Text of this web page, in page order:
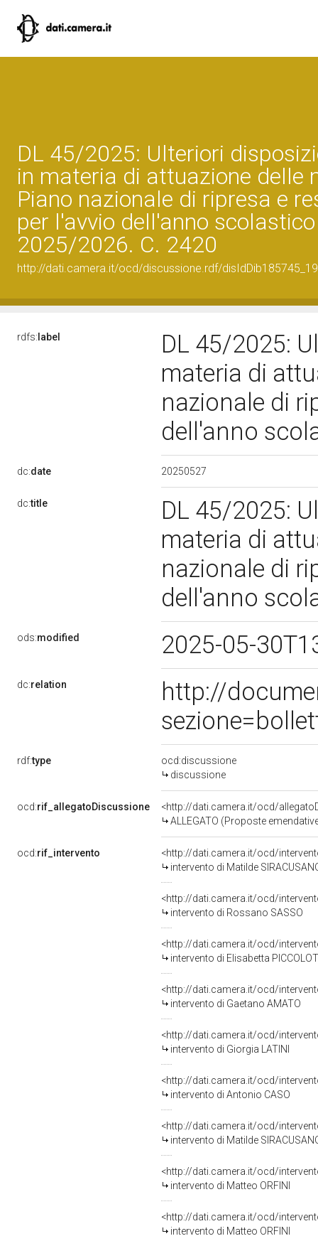
DL 45/2025: Ulteriori
in materia di attuazione delle
Piano nazionale di ripresa e
per l'avvio dell'anno scolastico
2025/2026. C. 2420
http://dati.camera.it/ocd/discussione.rdf/disIdDib185745_19
rdfs: label
DL 45/2025:
materia di
nazionale di
dell'anno
dc:date 20250527
dc:title
DL 45/2025:
materia di
nazionale di
dell'anno
ods:modified 2025-05-
dc:relation
http://
rdf:type
ocd:discussione
discussione
ocd:rif_allegatoDiscussione
<http://dati.camera.it/ocd/
ALLEGATO (Proposte
ocd:rif_intervento
<http://dati.camera.it/ocd/
intervento di Matilde
<http://dati.camera.it/ocd/
intervento di Rossano SASSO
<http://dati.camera.it/ocd/
intervento di Elisabetta
<http://dati.camera.it/ocd/
intervento di Gaetano AMATO
<http://dati.camera.it/ocd/
intervento di Giorgia LATINI
<http://dati.camera.it/ocd/
intervento di Antonio CASO
<http://dati.camera.it/ocd/
intervento di Matilde
<http://dati.camera.it/ocd/
intervento di Matteo ORFINI
<http://dati.camera.it/ocd/
intervento di Matteo ORFINI